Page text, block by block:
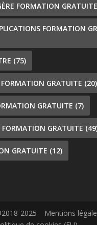
FORMATION GRATUITE
FORMATION
(75)
GRATUITE (20)
GRATUITE (7)
GRATUITE
GRATUITE (12)
2025 Mentions